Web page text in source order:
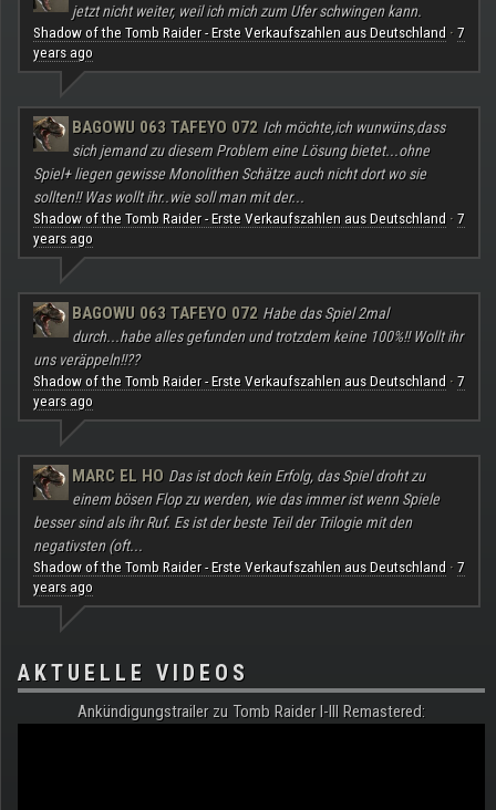
jetzt nicht weiter, weil ich mich zum Ufer schwingen kann.
Shadow of the Tomb Raider - Erste Verkaufszahlen aus Deutschland · 7
years ago
BAGOWU 063 TAFEYO 072 Ich möchte,ich wunwüns,dass
sich jemand zu diesem Problem eine Lösung bietet...ohne
Spiel+ liegen gewisse Monolithen Schätze auch nicht dort wo sie
sollten!! Was wollt ihr..wie soll man mit der...
Shadow of the Tomb Raider - Erste Verkaufszahlen aus Deutschland · 7
years ago
BAGOWU 063 TAFEYO 072 Habe das Spiel 2mal
durch...habe alles gefunden und trotzdem keine 100%!! Wollt ihr
uns veräppeln!!??
Shadow of the Tomb Raider - Erste Verkaufszahlen aus Deutschland · 7
years ago
MARC EL HO Das ist doch kein Erfolg, das Spiel droht zu
einem bösen Flop zu werden, wie das immer ist wenn Spiele
besser sind als ihr Ruf. Es ist der beste Teil der Trilogie mit den
negativsten (oft...
Shadow of the Tomb Raider - Erste Verkaufszahlen aus Deutschland · 7
years ago
AKTUELLE VIDEOS
Ankündigungstrailer zu Tomb Raider I-III Remastered: